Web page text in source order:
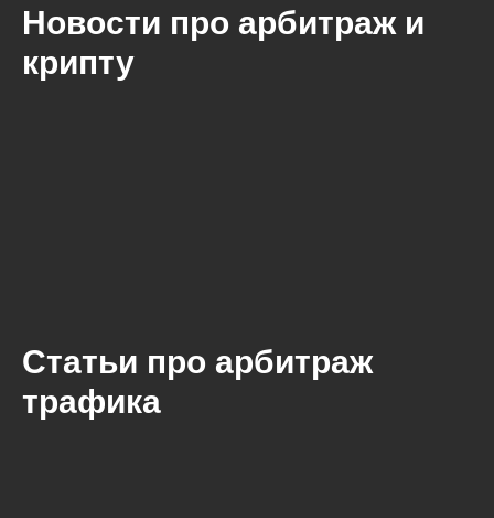
Новости про арбитраж и
крипту
Статьи про арбитраж
трафика